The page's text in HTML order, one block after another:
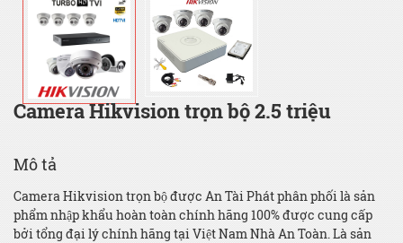
Camera Hikvision trọn bộ 2.5 triệu
Mô tả
Camera Hikvision trọn bộ được An Tài Phát phân phối là sản
phẩm nhập khẩu hoàn toàn chính hãng 100% được cung cấp
bởi tổng đại lý chính hãng tại Việt Nam Nhà An Toàn. Là sản